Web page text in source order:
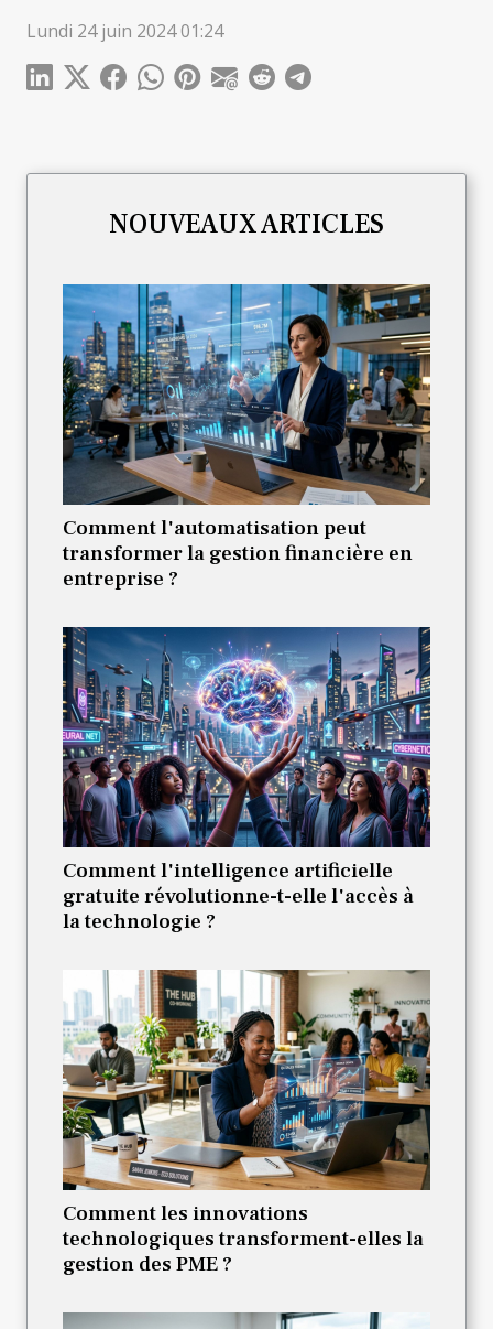
Lundi 24 juin 2024 01:24
NOUVEAUX ARTICLES
Comment l'automatisation peut
transformer la gestion financière en
entreprise ?
Comment l'intelligence artificielle
gratuite révolutionne-t-elle l'accès à
la technologie ?
Comment les innovations
technologiques transforment-elles la
gestion des PME ?